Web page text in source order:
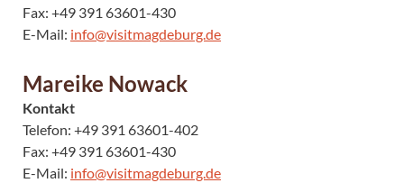
Fax: +49 391 63601-430
E-Mail: info@visitmagdeburg.de
Mareike Nowack
Kontakt
Telefon: +49 391 63601-402
Fax: +49 391 63601-430
E-Mail: info@visitmagdeburg.de